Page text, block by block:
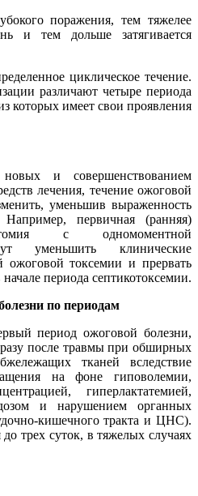
поражения, тем тяжелее
и тем дольше затягивается
циклическое течение.
различают четыре периода
которых имеет свои проявления
и совершенствованием
лечения, течение ожоговой
уменьшив выраженность
первичная (ранняя)
с одномоментной
уменьшить клинические
ожоговой токсемии и прервать
периода септикотоксемии.
по периодам
период ожоговой болезни,
после травмы при обширных
тканей вследствие
на фоне гиповолемии,
гиперлактатемией,
и нарушением органных
кишечного тракта и ЦНС).
трех суток, в тяжелых случаях